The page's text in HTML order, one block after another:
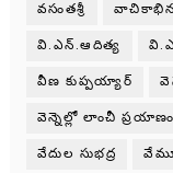
వసంతశ్రీ
వి.ఎన్.ఆదిత్య
వీణ కుప్పయ్యార్
వెన్నెల్లో లాంచీ
వేదుల సుభద్ర